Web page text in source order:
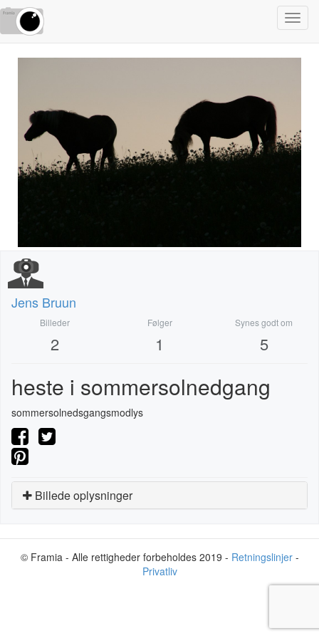
Jens Bruun
Billeder
2
Følger
1
Synes godt om
5
heste i sommersolnedgang
sommersolnedsgangsmodlys
Billede oplysninger
© Framia - Alle rettigheder forbeholdes 2019 - Retningslinjer-
Privatliv